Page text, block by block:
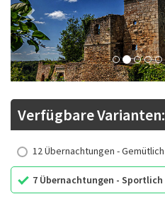
Verfügbare Varianten:
12 Übernachtungen - Gemütlich
7 Übernachtungen - Sportlich